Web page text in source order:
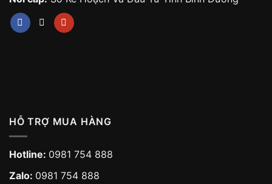
HỖ TRỢ MUA HÀNG
Hotline: 0981 754 888
Zalo: 0981 754 888